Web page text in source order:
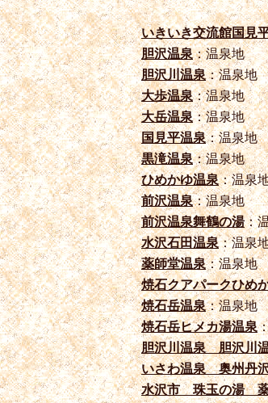
いきいき交流館国見
胆沢温泉：温泉地
胆沢川温泉：温泉地
大歩温泉：温泉地
大岳温泉：温泉地
国見平温泉：温泉地
黒滝温泉：温泉地
ひめかゆ温泉：温泉
前沢温泉：温泉地
前沢温泉舞鶴の湯：
水沢石田温泉：温泉
薬師堂温泉：温泉地
焼石クアパークひめ
焼石岳温泉：温泉地
焼石岳ヒメカ湯温泉
胆沢川温泉 胆沢川
いさわ温泉 奥州丹
水沢市 珠玉の湯 薬